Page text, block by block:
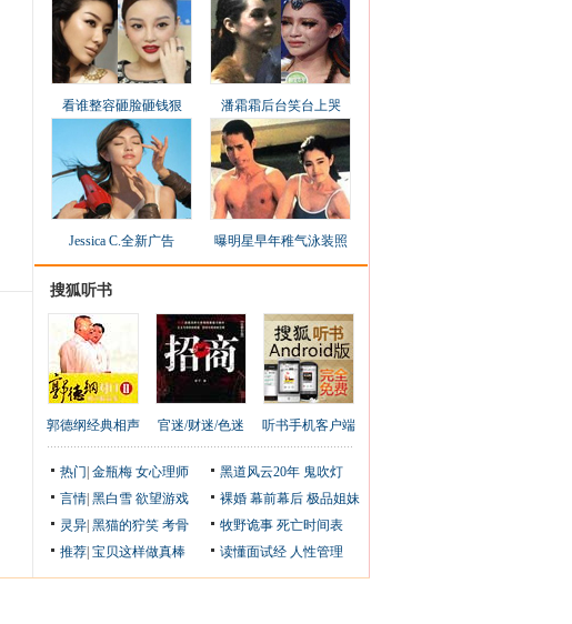
看谁整容砸脸砸钱狠 潘霜霜后台笑台上哭
Jessica C.全新广告 曝明星早年稚气泳装照
搜狐听书
郭德纲经典相声 官迷/财迷/色迷 听书手机客户端
热门 金瓶梅 女心理师 黑道风云20年 鬼吹灯
言情 黑白雪 欲望游戏 裸婚 幕前幕后 极品姐妹
灵异 黑猫的狞笑 考骨 牧野诡事 死亡时间表
推荐 宝贝这样做真棒 读懂面试经 人性管理